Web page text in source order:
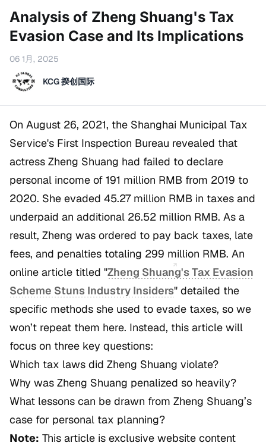
Analysis of Zheng Shuang's Tax
Evasion Case and Its Implications
06 1月, 2025
KCG 揆创国际
On August 26, 2021, the Shanghai Municipal Tax
Service's First Inspection Bureau revealed that
actress Zheng Shuang had failed to declare
personal income of 191 million RMB from 2019 to
2020. She evaded 45.27 million RMB in taxes and
underpaid an additional 26.52 million RMB. As a
result, Zheng was ordered to pay back taxes, late
fees, and penalties totaling 299 million RMB. An
online article titled "Zheng Shuang's Tax Evasion
Scheme Stuns Industry Insiders" detailed the
specific methods she used to evade taxes, so we
won’t repeat them here. Instead, this article will
focus on three key questions:
Which tax laws did Zheng Shuang violate?
Why was Zheng Shuang penalized so heavily?
What lessons can be drawn from Zheng Shuang’s
case for personal tax planning?
Note: This article is exclusive website content